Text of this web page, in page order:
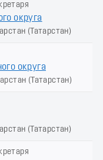
округа
(Татарстан)
округа
(Татарстан)
(Татарстан)